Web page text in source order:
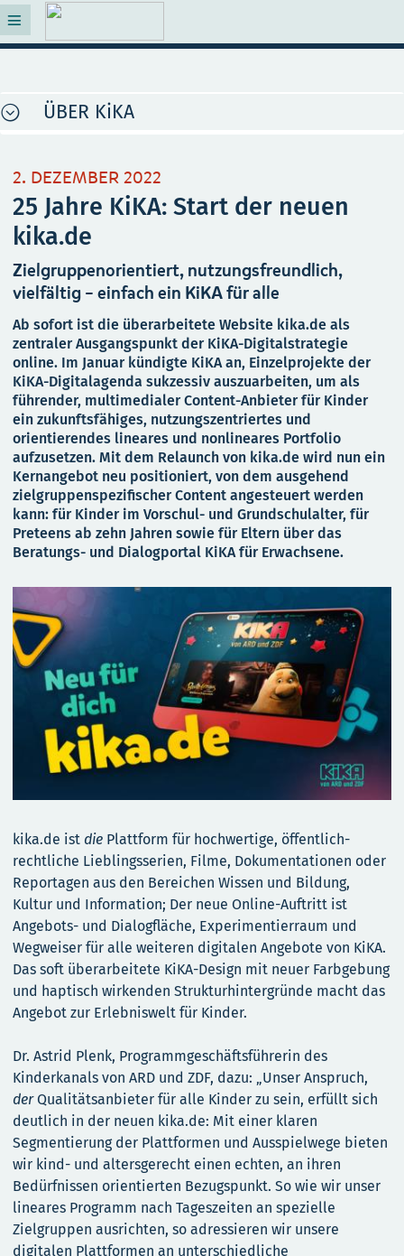
ÜBER KiKA
2. DEZEMBER 2022
25 Jahre KiKA: Start der neuen
kika.de
Zielgruppenorientiert, nutzungsfreundlich,
vielfältig – einfach ein KiKA für alle
Ab sofort ist die überarbeitete Website kika.de als
zentraler Ausgangspunkt der KiKA-Digitalstrategie
online. Im Januar kündigte KiKA an, Einzelprojekte der
KiKA-Digitalagenda sukzessiv auszuarbeiten, um als
führender, multimedialer Content-Anbieter für Kinder
ein zukunftsfähiges, nutzungszentriertes und
orientierendes lineares und nonlineares Portfolio
aufzusetzen. Mit dem Relaunch von kika.de wird nun ein
Kernangebot neu positioniert, von dem ausgehend
zielgruppenspezifischer Content angesteuert werden
kann: für Kinder im Vorschul- und Grundschulalter, für
Preteens ab zehn Jahren sowie für Eltern über das
Beratungs- und Dialogportal KiKA für Erwachsene.
kika.de ist die Plattform für hochwertige, öffentlich-
rechtliche Lieblingsserien, Filme, Dokumentationen oder
Reportagen aus den Bereichen Wissen und Bildung,
Kultur und Information; Der neue Online-Auftritt ist
Angebots- und Dialogfläche, Experimentierraum und
Wegweiser für alle weiteren digitalen Angebote von KiKA.
Das soft überarbeitete KiKA-Design mit neuer Farbgebung
und haptisch wirkenden Strukturhintergründe macht das
Angebot zur Erlebniswelt für Kinder.
Dr. Astrid Plenk, Programmgeschäftsführerin des
Kinderkanals von ARD und ZDF, dazu: „Unser Anspruch,
derQualitätsanbieter für alle Kinder zu sein, erfüllt sich
deutlich in der neuen kika.de: Mit einer klaren
Segmentierung der Plattformen und Ausspielwege bieten
wir kind- und altersgerecht einen echten, an ihren
Bedürfnissen orientierten Bezugspunkt. So wie wir unser
lineares Programm nach Tageszeiten an spezielle
Zielgruppen ausrichten, so adressieren wir unsere
digitalen Plattformen an unterschiedliche